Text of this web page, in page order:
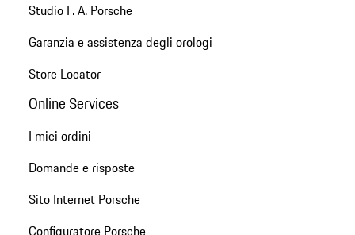
Studio F. A. Porsche
Garanzia e assistenza degli orologi
Store Locator
Online Services
I miei ordini
Domande e risposte
Sito Internet Porsche